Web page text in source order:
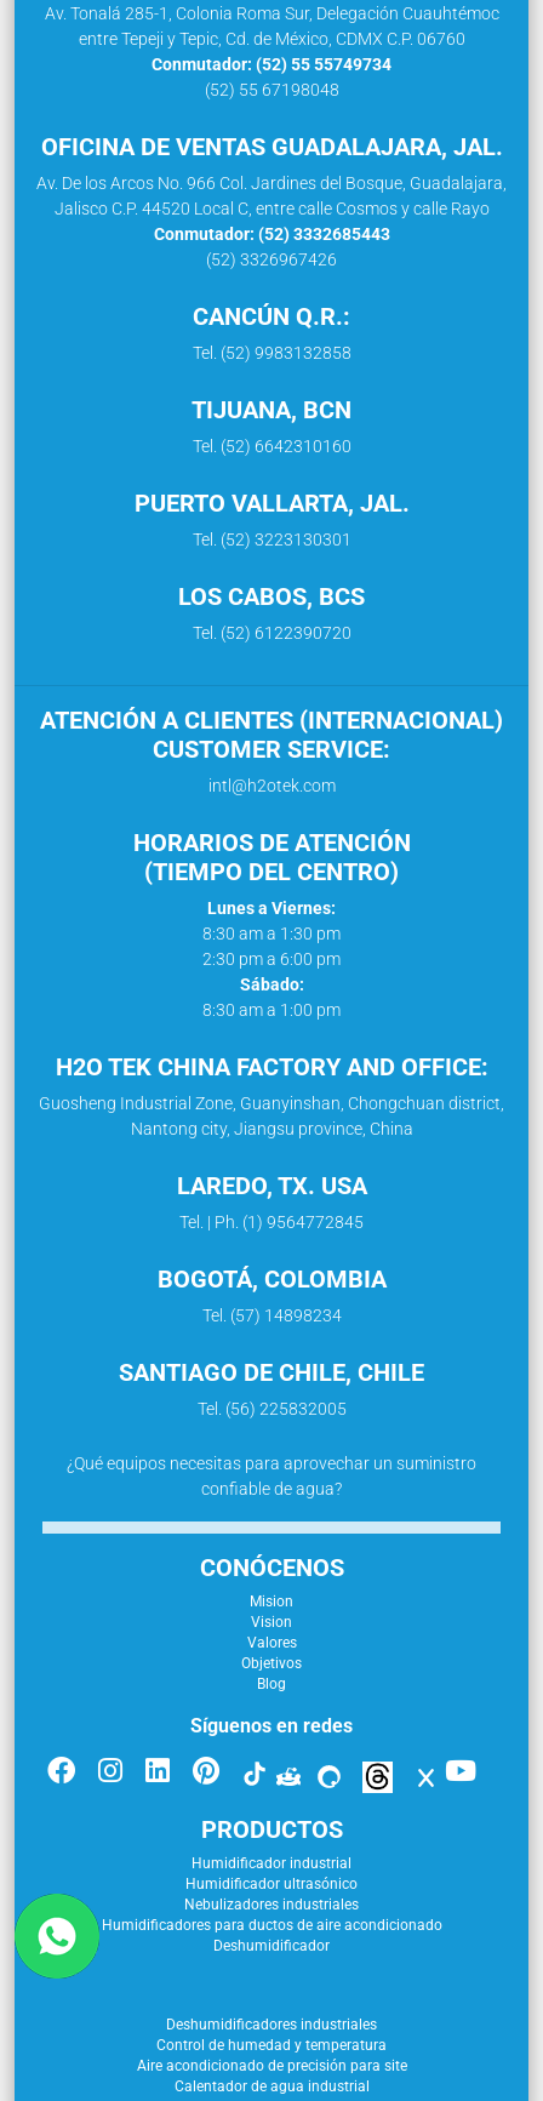
Av. Tonalá 285-1, Colonia Roma Sur, Delegación Cuauhtémoc
entre Tepeji y Tepic, Cd. de México, CDMX C.P. 06760
Conmutador: (52) 55 55749734
(52) 55 67198048
OFICINA DE VENTAS GUADALAJARA, JAL.
Av. De los Arcos No. 966 Col. Jardines del Bosque, Guadalajara,
Jalisco C.P. 44520 Local C, entre calle Cosmos y calle Rayo
Conmutador: (52) 3332685443
(52) 3326967426
CANCÚN Q.R.:
Tel. (52) 9983132858
TIJUANA, BCN
Tel. (52) 6642310160
PUERTO VALLARTA, JAL.
Tel. (52) 3223130301
LOS CABOS, BCS
Tel. (52) 6122390720
ATENCIÓN A CLIENTES (INTERNACIONAL)
CUSTOMER SERVICE:
intl@h2otek.com
HORARIOS DE ATENCIÓN
(TIEMPO DEL CENTRO)
Lunes a Viernes:
8:30 am a 1:30 pm
2:30 pm a 6:00 pm
Sábado:
8:30 am a 1:00 pm
H2O TEK CHINA FACTORY AND OFFICE:
Guosheng Industrial Zone, Guanyinshan, Chongchuan district,
Nantong city, Jiangsu province, China
LAREDO, TX. USA
Tel. | Ph. (1) 9564772845
BOGOTÁ, COLOMBIA
Tel. (57) 14898234
SANTIAGO DE CHILE, CHILE
Tel. (56) 225832005
¿Qué equipos necesitas para aprovechar un suministro
confiable de agua?
CONÓCENOS
Mision
Vision
Valores
Objetivos
Blog
Síguenos en redes
PRODUCTOS
Humidificador industrial
Humidificador ultrasónico
Nebulizadores industriales
Humidificadores para ductos de aire acondicionado
Deshumidificador
Deshumidificadores industriales
Control de humedad y temperatura
Aire acondicionado de precisión para site
Calentador de agua industrial